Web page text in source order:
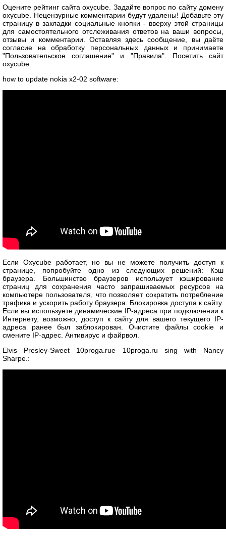
Оцените рейтинг сайта oxycube. Задайте вопрос по сайту домену
oxycube. Нецензурные комментарии будут удалены! Добавьте эту
страницу в закладки социальные кнопки - вверху этой страницы
для самостоятельного отслеживания ответов на ваши вопросы,
отзывы и комментарии. Оставляя здесь сообщение, вы даёте
согласие на обработку персональных данных и принимаете
"Пользовательское соглашение" и "Правила". Посетить сайт
oxycube.
how to update nokia x2-02 software:
Если Oxycube работает, но вы не можете получить доступ к
странице, попробуйте одно из следующих решений: Кэш
браузера. Большинство браузеров использует кэширование
страниц для сохранения часто запрашиваемых ресурсов на
компьютере пользователя, что позволяет сократить потребление
трафика и ускорить работу браузера. Блокировка доступа к сайту.
Если вы используете динамические IP-адреса при подключении к
Интернету, возможно, доступ к сайту для вашего текущего IP-
адреса ранее был заблокирован. Очистите файлы cookie и
смените IP-адрес. Антивирус и файрвол.
Elvis Presley-Sweet 10proga.rue 10proga.ru sing with Nancy
Sharpe.: